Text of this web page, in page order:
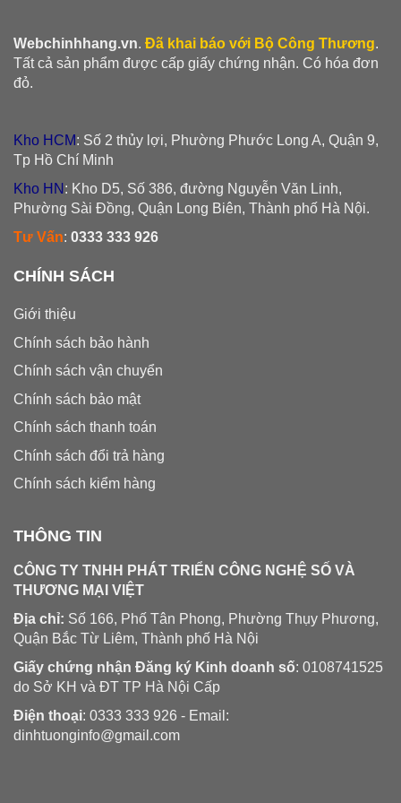
Webchinhhang.vn. Đã khai báo với Bộ Công Thương.
Tất cả sản phẩm được cấp giấy chứng nhận. Có hóa đơn
đỏ.
Kho HCM: Số 2 thủy lợi, Phường Phước Long A, Quận 9,
Tp Hồ Chí Minh
Kho HN : Kho D5, Số 386, đường Nguyễn Văn Linh,
Phường Sài Đồng, Quận Long Biên, Thành phố Hà Nội.
Tư Vấn: 0333 333 926
CHÍNH SÁCH
Giới thiệu
Chính sách bảo hành
Chính sách vận chuyển
Chính sách bảo mật
Chính sách thanh toán
Chính sách đổi trả hàng
Chính sách kiểm hàng
THÔNG TIN
CÔNG TY TNHH PHÁT TRIỂN CÔNG NGHỆ SỐ VÀ
THƯƠNG MẠI VIỆT
Địa chỉ: Số 166, Phố Tân Phong, Phường Thụy Phương,
Quận Bắc Từ Liêm, Thành phố Hà Nội
Giấy chứng nhận Đăng ký Kinh doanh số: 0108741525
do Sở KH và ĐT TP Hà Nội Cấp
Điện thoại: 0333 333 926 - Email:
dinhtuonginfo@gmail.com